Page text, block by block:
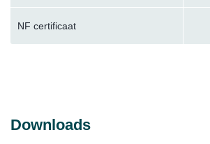
NF certificaat
Downloads